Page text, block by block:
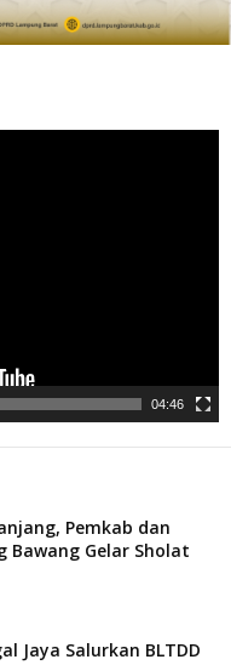
04:46
Pemkab dan
Bawang Gelar Sholat
Jaya Salurkan BLTDD